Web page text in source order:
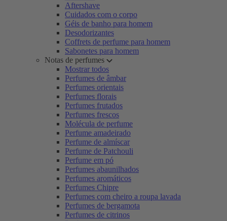
Aftershave
Cuidados com o corpo
Géis de banho para homem
Desodorizantes
Coffrets de perfume para homem
Sabonetes para homem
Notas de perfumes
Mostrar todos
Perfumes de âmbar
Perfumes orientais
Perfumes florais
Perfumes frutados
Perfumes frescos
Molécula de perfume
Perfume amadeirado
Perfume de almíscar
Perfume de Patchouli
Perfume em pó
Perfumes abaunilhados
Perfumes aromáticos
Perfumes Chipre
Perfumes com cheiro a roupa lavada
Perfumes de bergamota
Perfumes de citrinos